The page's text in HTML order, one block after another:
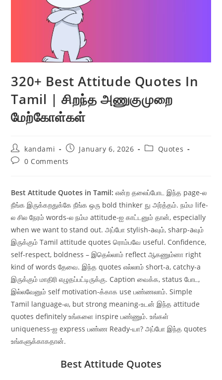
320+ Best Attitude Quotes In
Tamil | சிறந்த அணுகுமுறை
மேற்கோள்கள்
Post
author:
kandami
PostJanuary 6, 2026
PostQuotes
Post0 Comments
Best Attitude Quotes in Tamil: என்ற தலைப்போட இந்த page-ல
நீங்க இருக்கறதுக்கே நீங்க ஒரு bold thinker நு அர்த்தம். நம்ம life-
ல சில நேரம் words-ல நம்ம attitude-ஐ காட்டனும் தான், especially
when we want to stand out. அப்போ stylish-aவும், sharp-aவும்
இருக்கும் Tamil attitude quotes ரொம்பவே useful. Confidence,
self-respect, boldness – இதெல்லாம் reflect ஆகணும்னா right
kind of words தேவை. இந்த quotes எல்லாம் short-a, catchy-a
இருக்கும் மாதிரி எழுதப்பட்டிருக்கு. Caption வைக்க, status போட,
இல்லவேனும் self motivation-க்காக use பண்ணலாம். Simple
Tamil language-ல, but strong meaning-உடன் இந்த attitude
quotes definitely உங்களை inspire பண்ணும். உங்கள்
uniqueness-ஐ express பண்ண Ready-யா? அப்போ இந்த quotes
உங்களுக்காகதான்.
Best Attitude Quotes